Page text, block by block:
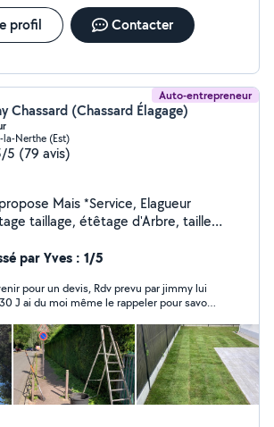
profil Contacter
Auto-entrepreneur
Chassard (Chassard Élagage)
la-Nerthe (Est)
5 (79 avis)
Mais *Service, Elagueur
taillage, étêtage d'Arbre, taille
déchets verts À des tarifs
et déplacement gratuit.
par Yves : 1/5
plus quels travaux effectuer ni l